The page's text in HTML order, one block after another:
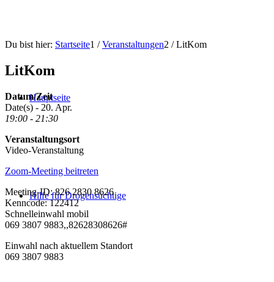
Hauptseite
Hilfe für Drogensüchtige
Du bist hier: Startseite1 / Veranstaltungen2 / LitKom
LitKom
Datum/Zeit
Date(s) - 20. Apr.
19:00 - 21:30
Veranstaltungsort
Video-Veranstaltung
Zoom-Meeting beitreten
Meeting-ID: 826 2830 8626
Kenncode: 122412
Schnelleinwahl mobil
069 3807 9883,,82628308626#
Einwahl nach aktuellem Standort
069 3807 9883